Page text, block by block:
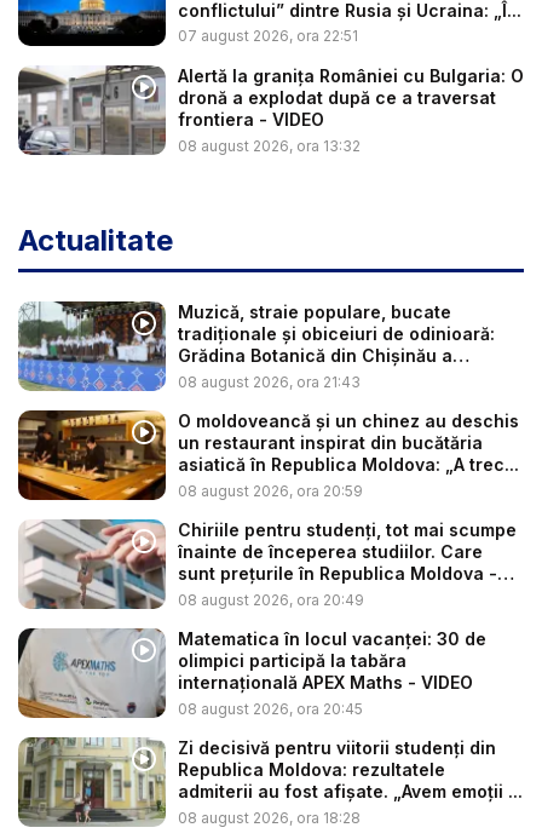
conflictului” dintre Rusia și Ucraina: „Î...
07 august 2026, ora 22:51
Alertă la granița României cu Bulgaria: O
dronă a explodat după ce a traversat
frontiera - VIDEO
08 august 2026, ora 13:32
Actualitate
Muzică, straie populare, bucate
tradiționale și obiceiuri de odinioară:
Grădina Botanică din Chișinău a
găzdui...
08 august 2026, ora 21:43
O moldoveancă și un chinez au deschis
un restaurant inspirat din bucătăria
asiatică în Republica Moldova: „A trec...
08 august 2026, ora 20:59
Chiriile pentru studenți, tot mai scumpe
înainte de începerea studiilor. Care
sunt prețurile în Republica Moldova -
V...
08 august 2026, ora 20:49
Matematica în locul vacanței: 30 de
olimpici participă la tabăra
internațională APEX Maths - VIDEO
08 august 2026, ora 20:45
Zi decisivă pentru viitorii studenți din
Republica Moldova: rezultatele
admiterii au fost afișate. „Avem emoții ...
08 august 2026, ora 18:28